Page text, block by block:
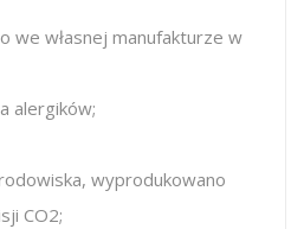
we własnej manufakturze w
alergików;
wyprodukowano
CO2;